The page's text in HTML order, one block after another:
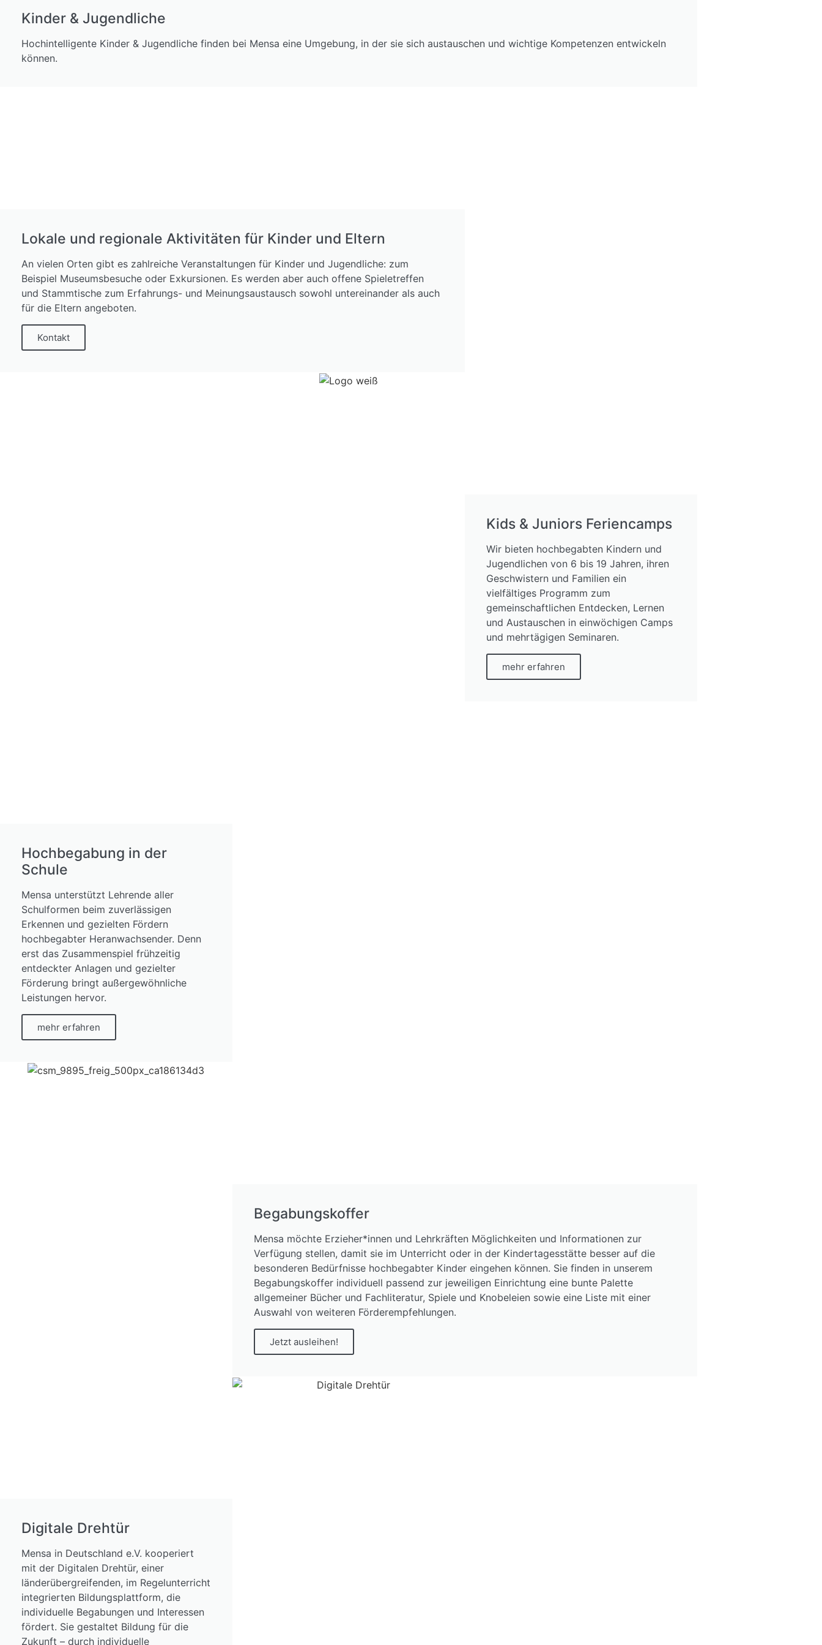
Kinder & Jugendliche
Hochintelligente Kinder & Jugendliche finden bei Mensa eine Umgebung, in der sie sich austauschen und wichtige Kompetenzen entwickeln
können.
Lokale und regionale Aktivitäten für Kinder und Eltern
An vielen Orten gibt es zahlreiche Veranstaltungen für Kinder und Jugendliche: zum
Beispiel Museumsbesuche oder Exkursionen. Es werden aber auch offene Spieletreffen
und Stammtische zum Erfahrungs- und Meinungsaustausch sowohl untereinander als auch
für die Eltern angeboten.
Kontakt
Kids & Juniors Feriencamps
Wir bieten hochbegabten Kindern und
Jugendlichen von 6 bis 19 Jahren, ihren
Geschwistern und Familien ein
vielfältiges Programm zum
gemeinschaftlichen Entdecken, Lernen
und Austauschen in einwöchigen Camps
und mehrtägigen Seminaren.
mehr erfahren
Hochbegabung in der
Schule
Mensa unterstützt Lehrende aller
Schulformen beim zuverlässigen
Erkennen und gezielten Fördern
hochbegabter Heranwachsender. Denn
erst das Zusammenspiel frühzeitig
entdeckter Anlagen und gezielter
Förderung bringt außergewöhnliche
Leistungen hervor.
mehr erfahren
Begabungskoffer
Mensa möchte Erzieher*innen und Lehrkräften Möglichkeiten und Informationen zur
Verfügung stellen, damit sie im Unterricht oder in der Kindertagesstätte besser auf die
besonderen Bedürfnisse hochbegabter Kinder eingehen können. Sie finden in unserem
Begabungskoffer individuell passend zur jeweiligen Einrichtung eine bunte Palette
allgemeiner Bücher und Fachliteratur, Spiele und Knobeleien sowie eine Liste mit einer
Auswahl von weiteren Förderempfehlungen.
Jetzt ausleihen!
Digitale Drehtür
Mensa in Deutschland e.V. kooperiert
mit der Digitalen Drehtür, einer
länderübergreifenden, im Regelunterricht
integrierten Bildungsplattform, die
individuelle Begabungen und Interessen
fördert. Sie gestaltet Bildung für die
Zukunft – durch individuelle